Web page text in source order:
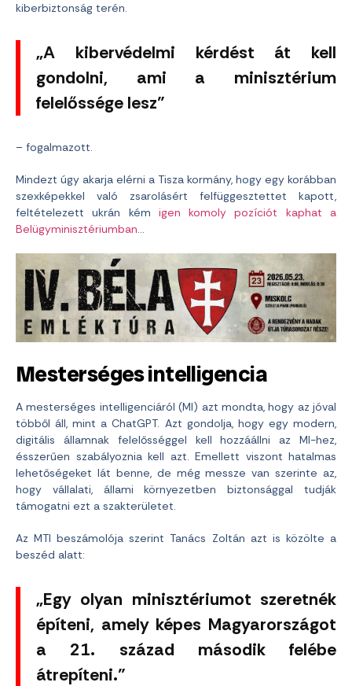
kiberbiztonság terén.
„A kibervédelmi kérdést át kell
gondolni, ami a minisztérium
felelőssége lesz”
– fogalmazott.
Mindezt úgy akarja elérni a Tisza kormány, hogy egy korábban
szexképekkel való zsarolásért felfüggesztettet kapott,
feltételezett ukrán kém igen komoly pozíciót kaphat a
Belügyminisztériumban…
Mesterséges intelligencia
A mesterséges intelligenciáról (MI) azt mondta, hogy az jóval
többől áll, mint a ChatGPT. Azt gondolja, hogy egy modern,
digitális államnak felelősséggel kell hozzáállni az MI-hez,
ésszerűen szabályoznia kell azt. Emellett viszont hatalmas
lehetőségeket lát benne, de még messze van szerinte az,
hogy vállalati, állami környezetben biztonsággal tudják
támogatni ezt a szakterületet.
Az MTI beszámolója szerint Tanács Zoltán azt is közölte a
beszéd alatt:
„Egy olyan minisztériumot szeretnék
építeni, amely képes Magyarországot
a 21. század második felébe
átrepíteni.”